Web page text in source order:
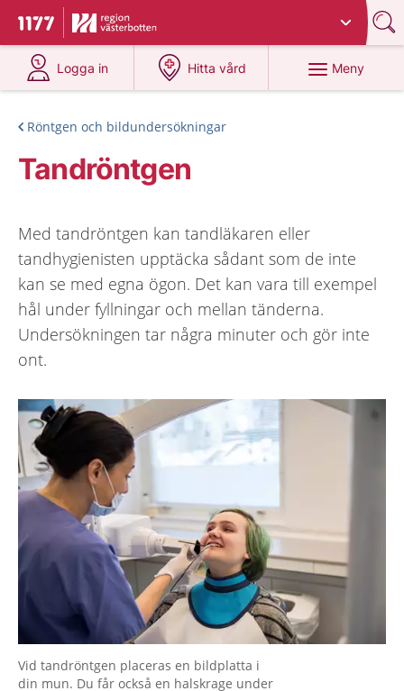
Till startsidan för 1177
Du har valt region
Logga in
på 1177.se
Hitta vård
på 1177.se
Meny
Röntgen och bildundersökningar
Tandröntgen
Med tandröntgen kan tandläkaren eller
tandhygienisten upptäcka sådant som de inte
kan se med egna ögon. Det kan vara till exempel
hål under fyllningar och mellan tänderna.
Undersökningen tar några minuter och gör inte
ont.
Vid tandröntgen placeras en bildplatta i
din mun. Du får också en halskrage under